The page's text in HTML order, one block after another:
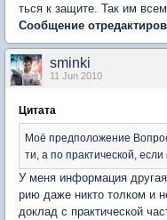
ться к защите. Так им
Сообщение
sminki
11 Jun 2010
Цитата
Моё предположение
ти, а по практической,
У меня информация
рию даже никто толком и
доклад с практической